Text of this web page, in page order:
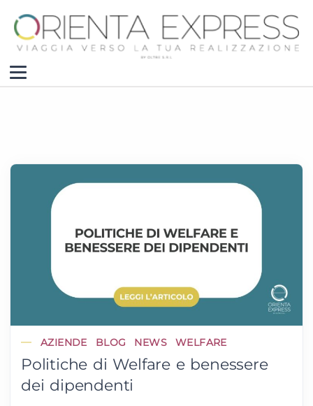
AZIENDE BLOG NEWS WELFARE
Politiche di Welfare e benessere
dei dipendenti